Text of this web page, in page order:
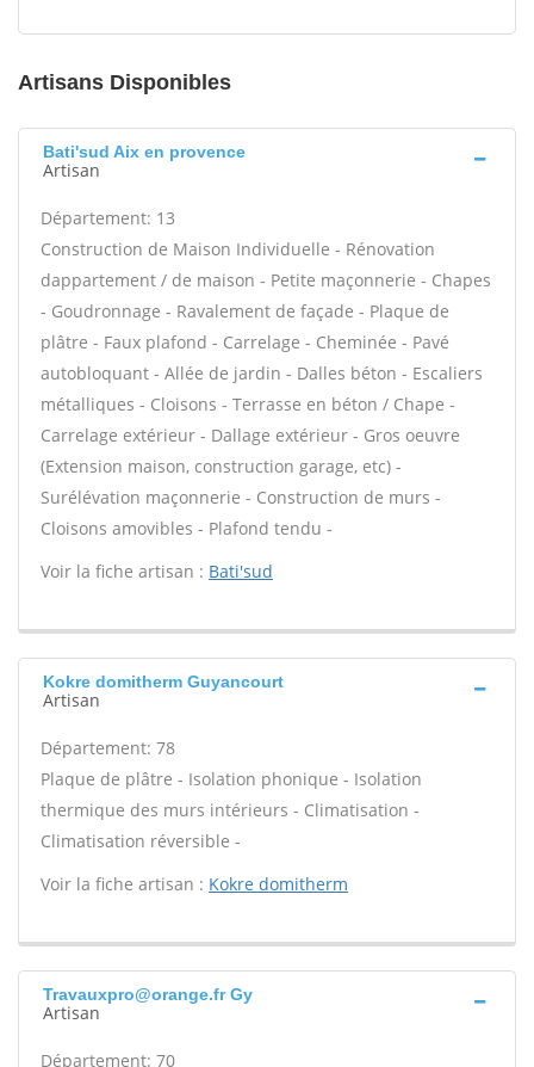
Artisans Disponibles
Bati'sud Aix en provence
Artisan
Département: 13
Construction de Maison Individuelle - Rénovation
dappartement / de maison - Petite maçonnerie - Chapes
- Goudronnage - Ravalement de façade - Plaque de
plâtre - Faux plafond - Carrelage - Cheminée - Pavé
autobloquant - Allée de jardin - Dalles béton - Escaliers
métalliques - Cloisons - Terrasse en béton / Chape -
Carrelage extérieur - Dallage extérieur - Gros oeuvre
(Extension maison, construction garage, etc) -
Surélévation maçonnerie - Construction de murs -
Cloisons amovibles - Plafond tendu -
Voir la fiche artisan : Bati'sud
Kokre domitherm Guyancourt
Artisan
Département: 78
Plaque de plâtre - Isolation phonique - Isolation
thermique des murs intérieurs - Climatisation -
Climatisation réversible -
Voir la fiche artisan : Kokre domitherm
Travauxpro@orange.fr Gy
Artisan
Département: 70